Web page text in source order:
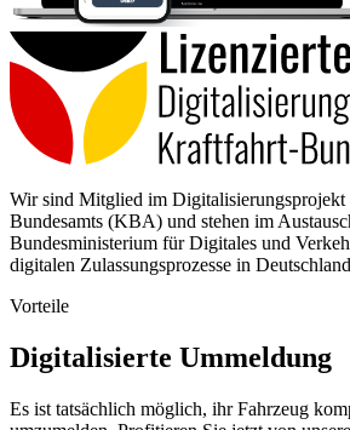
Wir sind Mitglied im Digitalisierungsprojekt
Bundesamts (KBA) und stehen im
Bundesministerium für Digitales und
digitalen Zulassungsprozesse in
Vorteile
Digitalisierte Ummeldung
Es ist tatsächlich möglich, ihr Fahrzeug